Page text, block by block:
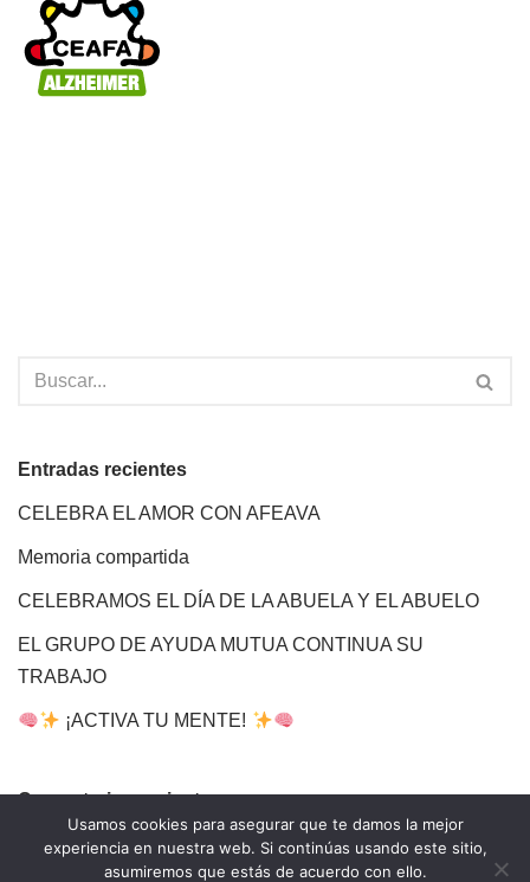
Entradas recientes
CELEBRA EL AMOR CON AFEAVA
Memoria compartida
CELEBRAMOS EL DÍA DE LA ABUELA Y EL ABUELO
EL GRUPO DE AYUDA MUTUA CONTINUA SU
TRABAJO
¡ACTIVA TU MENTE!
Comentarios recientes
Usamos cookies para asegurar que te damos la mejor
experiencia en nuestra web. Si continúas usando este sitio,
asumiremos que estás de acuerdo con ello.